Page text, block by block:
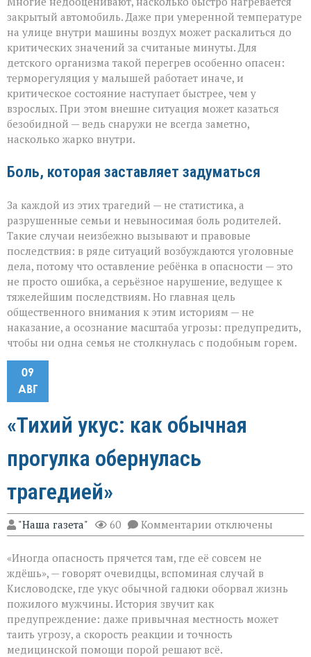
закрытый автомобиль. Даже при умеренной температуре
на улице внутри машины воздух может раскалиться до
критических значений за считаные минуты. Для
детского организма такой перегрев особенно опасен:
терморегуляция у малышей работает иначе, и
критическое состояние наступает быстрее, чем у
взрослых. При этом внешне ситуация может казаться
безобидной — ведь снаружи не всегда заметно,
насколько жарко внутри.
Боль, которая заставляет задуматься
За каждой из этих трагедий — не статистика, а
разрушенные семьи и невыносимая боль родителей.
Такие случаи неизбежно вызывают и правовые
последствия: в ряде ситуаций возбуждаются уголовные
дела, потому что оставление ребёнка в опасности — это
не просто ошибка, а серьёзное нарушение, ведущее к
тяжелейшим последствиям. Но главная цель
общественного внимания к этим историям — не
наказание, а осознание масштаба угрозы: предупредить,
чтобы ни одна семья не столкнулась с подобным горем.
09
АВГ
«Тихий укус: как обычная
прогулка обернулась
трагедией»
"Наша газета" 60 Комментарии к
записи
укус:
как
обычная
прогулка
обернулась
трагедией»
отключены
«Иногда опасность прячется там, где её совсем не
ждёшь», — говорят очевидцы, вспоминая случай в
Кисловодске, где укус обычной гадюки оборвал жизнь
пожилого мужчины. История звучит как
предупреждение: даже привычная местность может
таить угрозу, а скорость реакции и точность
медицинской помощи порой решают всё.